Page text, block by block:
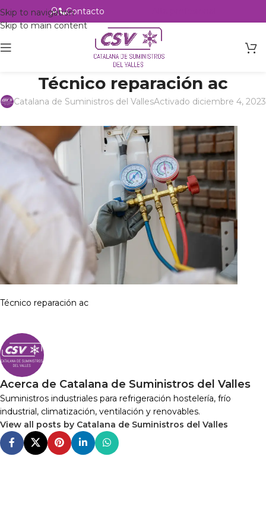
Skip to navigation
Skip to main content
Contacto
Técnico reparación ac
Catalana de Suministros del VallesActivado diciembre 4, 2023
Técnico reparación ac
Acerca de Catalana de Suministros del Valles
Suministros industriales para refrigeración hostelería, frío
industrial, climatización, ventilación y renovables.
View all posts by Catalana de Suministros del Valles